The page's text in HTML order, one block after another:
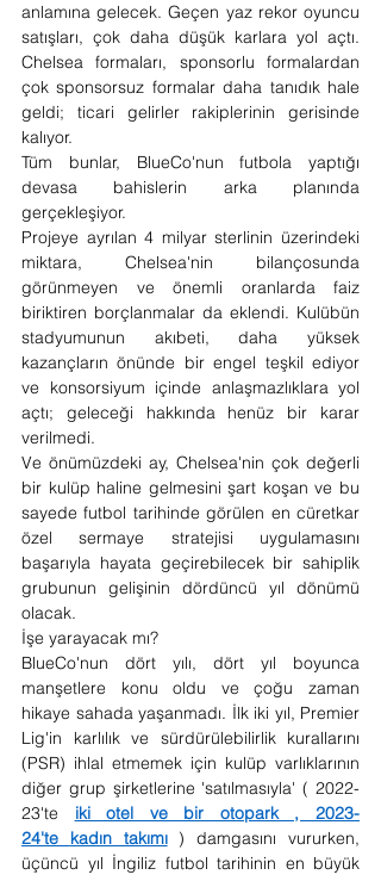
anlamına gelecek. Geçen yaz rekor oyuncu
satışları, çok daha düşük karlara yol açtı.
Chelsea formaları, sponsorlu formalardan
çok sponsorsuz formalar daha tanıdık hale
geldi; ticari gelirler rakiplerinin gerisinde
kalıyor.
Tüm bunlar, BlueCo'nun futbola yaptığı
devasa bahislerin arka planında
gerçekleşiyor.
Projeye ayrılan 4 milyar sterlinin üzerindeki
miktara, Chelsea'nin bilançosunda
görünmeyen ve önemli oranlarda faiz
biriktiren borçlanmalar da eklendi. Kulübün
stadyumunun akıbeti, daha yüksek
kazançların önünde bir engel teşkil ediyor
ve konsorsiyum içinde anlaşmazlıklara yol
açtı; geleceği hakkında henüz bir karar
verilmedi.
Ve önümüzdeki ay, Chelsea'nin çok değerli
bir kulüp haline gelmesini şart koşan ve bu
sayede futbol tarihinde görülen en cüretkar
özel sermaye stratejisi uygulamasını
başarıyla hayata geçirebilecek bir sahiplik
grubunun gelişinin dördüncü yıl dönümü
olacak.
İşe yarayacak mı?
BlueCo'nun dört yılı, dört yıl boyunca
manşetlere konu oldu ve çoğu zaman
hikaye sahada yaşanmadı. İlk iki yıl, Premier
Lig'in karlılık ve sürdürülebilirlik kurallarını
(PSR) ihlal etmemek için kulüp varlıklarının
diğer grup şirketlerine 'satılmasıyla' ( 2022-
23'te iki otel ve bir otopark , 2023-
24'te kadın takımı ) damgasını vururken,
üçüncü yıl İngiliz futbol tarihinin en büyük